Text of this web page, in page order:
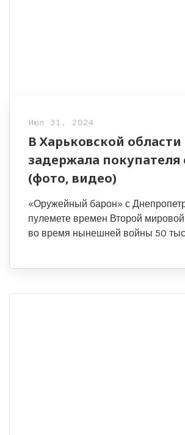
Июл 31, 2024
В Харьковской
задержала покупателя
(фото, видео)
«Оружейный барон» с
пулемете времен Второй
во время нынешней войны 50